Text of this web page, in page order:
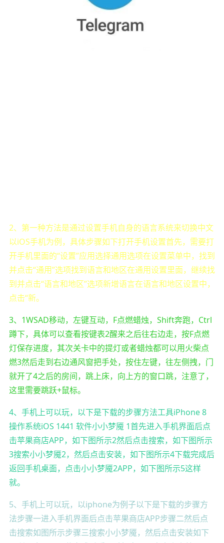
2、第一种方法是通过设置手机自身的语言系统来切换中文
以iOS手机为例，具体步骤如下打开手机设置首先，需要打
开手机里面的“设置”应用选择通用选项在设置菜单中，找到
并点击“通用”选项找到语言和地区在通用设置里面，继续找
到并点击“语言和地区”选项新增语言在语言和地区设置中，
点击“新。
3、1WSAD移动，左键互动，F点燃蜡烛，Shift奔跑，Ctrl
蹲下，具体可以查看按键表2醒来之后往右边走，按F点燃
灯保存进度，其次关卡中的提灯或者蜡烛都可以用火柴点
燃3然后走到右边通风窗把手处，按住左键，往左侧拽，门
就开了4之后的房间，跳上床，向上方的窗口跳，注意了，
这里需要跳跃+鼠标。
4、手机上可以玩，以下是下载的步骤方法工具iPhone 8
操作系统iOS 1441 软件小小梦魇 1首先进入手机界面后点
击苹果商店APP，如下图所示2然后点击搜索，如下图所示
3搜索小小梦魇2，然后点击安装，如下图所示4下载完成后
返回手机桌面，点击小小梦魇2APP，如下图所示5这样
就。
5、手机上可以玩，以iphone为例子以下是下载的步骤方
法步骤一进入手机界面后点击苹果商店APP步骤二然后点
击搜索如图所示步骤三搜索小小梦魇，然后点击安装如下